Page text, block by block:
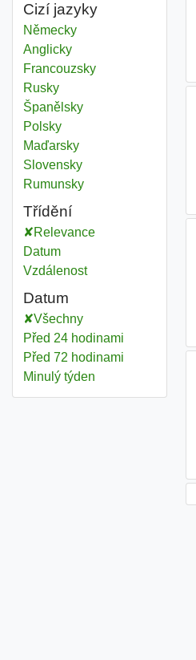
Cizí jazyky
Německy
Anglicky
Francouzsky
Rusky
Španělsky
Polsky
Maďarsky
Slovensky
Rumunsky
Třídění
Relevance
Datum
Vzdálenost
Datum
Všechny
Před 24 hodinami
Před 72 hodinami
Minulý týden